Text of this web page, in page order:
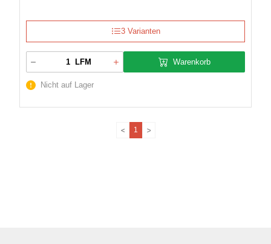
3 Varianten
LFM Warenkorb
Nicht auf Lager
1